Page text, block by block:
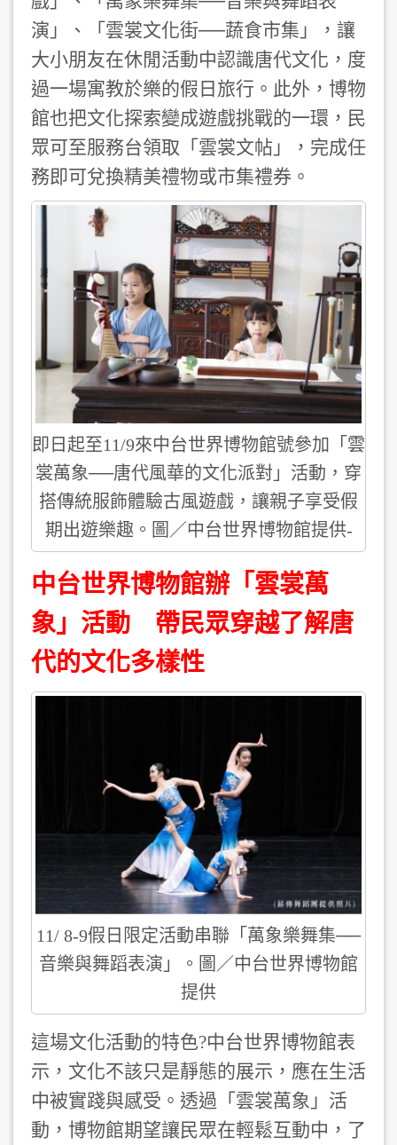
演 」、「雲裳文化街──蔬食市集」
，讓
大小朋友在休閒活動中認識唐代文化 ，度
過一場寓教於樂的假日旅行。此外，博物
館也把文化探索變成遊戲挑戰的一環，民
眾可至服務台領取「雲裳文帖」 ， 完成任
務即可兌換精美禮物或市集禮券 。
即日起至11/9來中台世界博物館號參加「雲
裳萬象──唐代風華的文化派對」活動，穿
搭傳統服飾體驗古風遊戲，讓親子享受假
期出遊樂趣。圖／中台世界博物館提供-
中台世界博物館辦「雲裳萬
象」活動 帶民眾穿越了解唐
代的文化多樣性
11/ 8-9假日限定活動串聯「萬象樂舞集──
音樂與舞蹈表演」。圖／中台世界博物館
提供
這場文化活動的特色?中台世界博物館表
示 ， 文化不該只是靜態的展示 ， 應在生活
中被實踐與感受。透過「雲裳萬象」 活
動， 博物館期望讓 民眾在輕鬆互動中 ， 了